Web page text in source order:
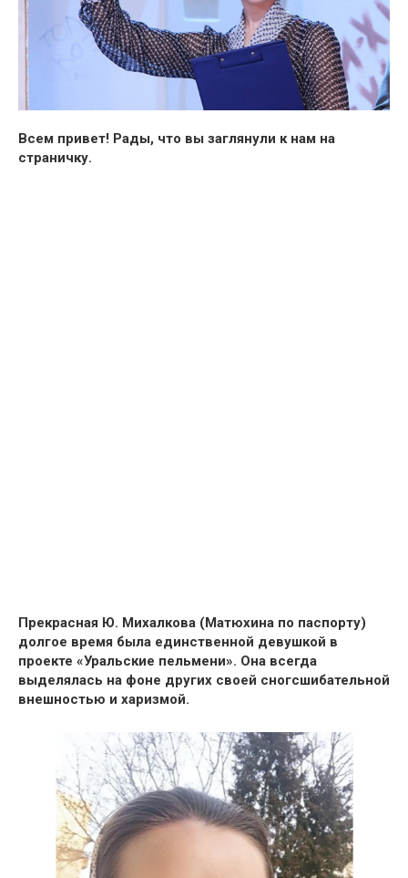
Всем привет! Рады, что вы заглянули к нам на
страничку.
Прекрасная Ю. Михалкова (Матюхина по паспорту)
долгое время была единственной девушкой в
проекте «Уральские пельмени». Она всегда
выделялась на фоне других своей сногсшибательной
внешностью и харизмой.